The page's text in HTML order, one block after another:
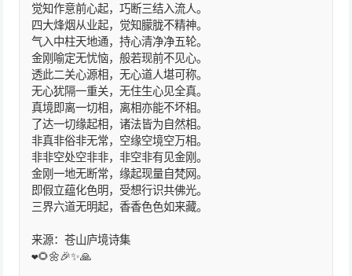
觉知作意前心起，巧断三结入流人。
四大烽烟从业起，觉知朦胧不精神。
气入中柱天地通，持心清净净五轮。
金刚喻定无忧恼，般若现前不见心。
透此二关心源相，无心道人堪可称。
无心犹隔一重关，无住生心见全真。
真境即离一切相，离相亦能不坏相。
了达一切缘起相，诸法皆为自然相。
非真非俗非无常，空缘空境空万相。
非非空处空非非，非空非有见金刚。
金刚一地无断常，缘起现量自梵网。
即假立蕴化色明，受想行识共佛光。
三界六道无明起，香香色色如来藏。
来源：苍山庐境诗集
❤️🌻🌼🎉✨🙏